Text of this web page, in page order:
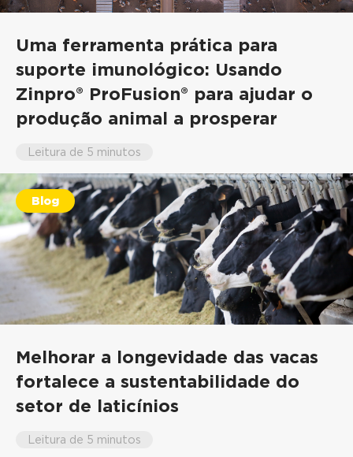
Uma ferramenta prática para
suporte imunológico: Usando
Zinpro® ProFusion® para ajudar o
produção animal a prosperar
Leitura de 5 minutos
Dr. Chris Reinhardt
Blog
Melhorar a longevidade das vacas
fortalece a sustentabilidade do
setor de laticínios
Leitura de 5 minutos